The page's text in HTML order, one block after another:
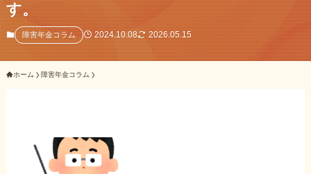
選ばれる3つの理由
初回相談料0円・受給後報酬型
サポート料金について
ご相談事例をみる
す。
障害年金コラム 2024.10.08 2026.05.15
ホーム 障害年金コラム